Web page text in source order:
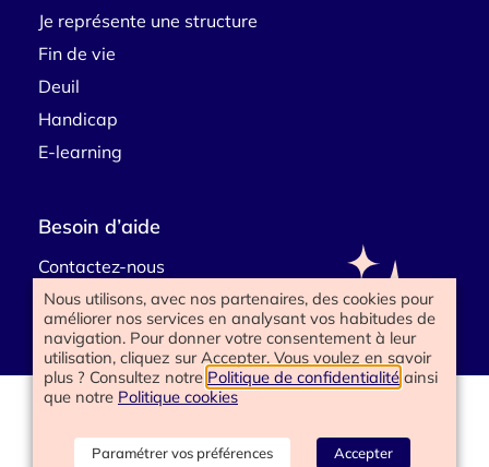
Je représente une structure
Fin de vie
Deuil
Handicap
E-learning
Besoin d’aide
Contactez-nous
www.happyend.life 2025
Politique de confidentialité
Mentions légales
Nous utilisons, avec nos partenaires, des cookies pour
améliorer nos services en analysant vos habitudes de
navigation. Pour donner votre consentement à leur
utilisation, cliquez sur Accepter. Vous voulez en savoir
plus ? Consultez notre Politique de confidentialité ainsi
que notre Politique cookies
Paramétrer vos préférences Accepter